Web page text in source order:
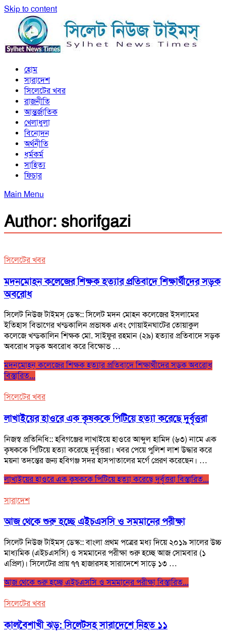
Skip to content
সিলেট নিউজ টাইমস্ | Sylhet News Times
সিলেট নিউজ টাইমস্ | Sylhet News Times
হোম
সারাদেশ
সিলেটের খবর
রাজনীতি
আন্তর্জাতিক
খেলাধুলা
বিনোদন
অর্থনীতি
ধর্মকর্ম
সাহিত্য
ফিচার
Main Menu
Author: shorifgazi
সিলেটের খবর
মদনমোহন কলেজের শিক্ষক হত্যার প্রতিবাদে শিক্ষার্থীদের সড়ক
অবরোধ
সিলেট নিউজ টাইমস্ ডেস্ক:: সিলেট মদন মোহন কলেজের ইসলামের
ইতিহাস বিভাগের খন্ডকালিন প্রভাষক এবং গোয়াইনঘাটের তোয়াকুল
কলেজে খন্ডকালিন শিক্ষক মো. সাইফুর রহমান (২৯) হত্যার প্রতিবাদে সড়ক
অবরোধ সড়ক অবরোধ করে বিক্ষোভ …
মদনমোহন কলেজের শিক্ষক হত্যার প্রতিবাদে শিক্ষার্থীদের সড়ক অবরোধ
বিস্তারিত...
সিলেটের খবর
লাখাইয়ের হাওরে এক কৃষককে পিটিয়ে হত্যা করেছে দুর্বৃত্তরা
নিজস্ব প্রতিনিধি:: হবিগঞ্জের লাখাইয়ে হাওরে আব্দুল হামিদ (৬৩) নামে এক
কৃষককে পিটিয়ে হত্যা করেছে দুর্বৃত্তরা। খবর পেয়ে পুলিশ লাশ উদ্ধার করে
ময়না তদন্তের জন্য হবিগঞ্জ সদর হাসপাতালের মর্গে প্রেরণ করেছেন। …
লাখাইয়ের হাওরে এক কৃষককে পিটিয়ে হত্যা করেছে দুর্বৃত্তরাবিস্তারিত...
সারাদেশ
আজ থেকে শুরু হচ্ছে এইচএসসি ও সমমানের পরীক্ষা
সিলেট নিউজ টাইমস্ ডেস্ক:: বাংলা প্রথম পত্রের মধ্য দিয়ে ২০১৯ সালের উচ্চ
মাধ্যমিক (এইচএসসি) ও সমমানের পরীক্ষা শুরু হচ্ছে আজ সোমবার (১
এপ্রিল)। সিলেটের প্রায় ৭৭ হাজারসহ সারাদেশে সাড়ে ১৩ …
আজ থেকে শুরু হচ্ছে এইচএসসি ও সমমানের পরীক্ষাবিস্তারিত...
সিলেটের খবর
কালবৈশাখী ঝড়: সিলেটসহ সারাদেশে নিহত ১১